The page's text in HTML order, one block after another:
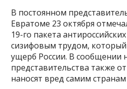
В постоянном
Евратоме 23 октября
19-го пакета
сизифовым трудом, который
ущерб России. В сообщении
представительства также
наносят вред самим